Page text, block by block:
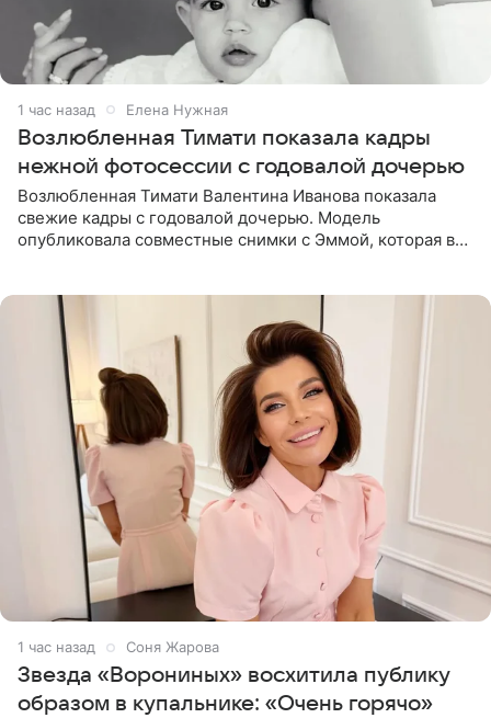
1 час назад Елена Нужная
Возлюбленная Тимати показала кадры
нежной фотосессии с годовалой дочерью
Возлюбленная Тимати Валентина Иванова показала
свежие кадры с годовалой дочерью. Модель
опубликовала совместные снимки с Эммой, которая в
1 час назад Соня Жарова
Звезда «Ворониных» восхитила публику
образом в купальнике: «Очень горячо»